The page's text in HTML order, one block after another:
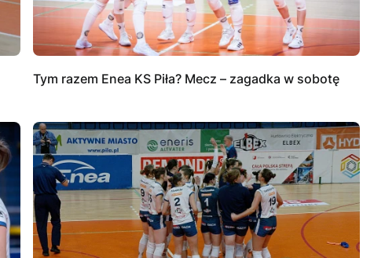
Tym razem Enea KS Piła? Mecz – zagadka w sobotę